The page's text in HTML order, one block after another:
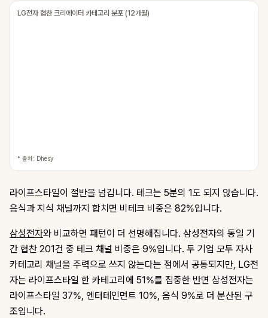
LG전자 협찬 크리에이터 카테고리 분포 (12개월)
* 출처: Dhesy
라이프스타일이 절반을 넘깁니다. 테크는 5분의 1도 되지 않습니다.
음식과 지식 채널까지 합치면 비테크 비중은 82%입니다.
삼성전자와 비교하면 패턴이 더 선명해집니다. 삼성전자의 동일 기
간 협찬 201건 중 테크 채널 비중은 9%입니다. 두 기업 모두 자사
카테고리 채널을 주력으로 쓰지 않는다는 점에서 공통되지만, LG전
자는 라이프스타일 한 카테고리에 51%를 집중한 반면 삼성전자는
라이프스타일 37%, 엔터테인먼트 10%, 음식 9%로 더 분산된 구
조입니다.